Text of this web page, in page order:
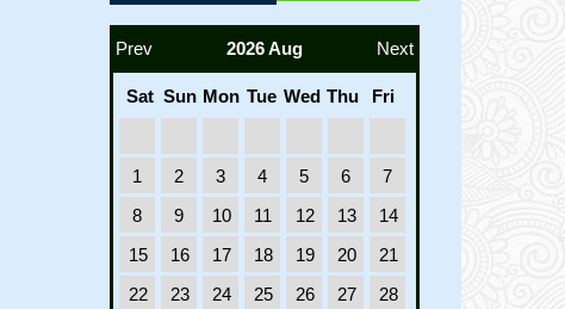
Prev 2026 Aug Next
Sat Sun Mon Tue Wed Thu Fri
1 2 3 4 5 6
7
8
9 10 11 12 13
14
15
16 17 18 19 20
21
22
23 24 25 26 27
28